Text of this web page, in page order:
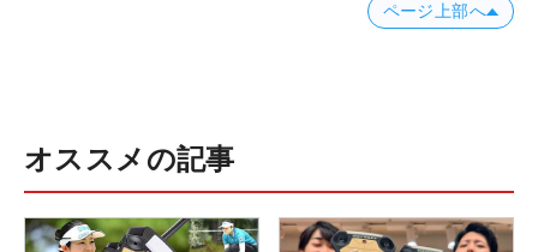
ページ上部へ
オススメの記事